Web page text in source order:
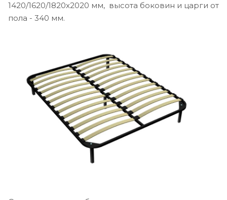
1420/1620/1820х2020 мм, высота боковин и царги от
пола - 340 мм.